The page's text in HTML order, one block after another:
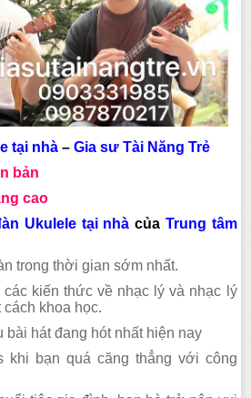
tại nhà –Gia sư Tài Năng Trẻ
bản
cao
Ukulele tại nhà của Trung tâm
trong thời gian sớm nhất.
kiến thức về nhạc lý và nhạc lý
khoa học.
bài hát đang hót nhất hiện nay
khi bạn quá căng thẳng với công